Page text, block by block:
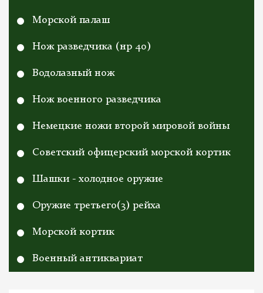
Морской палаш
Нож разведчика (нр 40)
Водолазный нож
Нож военного разведчика
Немецкие ножи второй мировой войны
Cоветский офицерский морской кортик
Шашки - холодное оружие
Оружие третьего(3) рейха
Морской кортик
Военный антиквариат